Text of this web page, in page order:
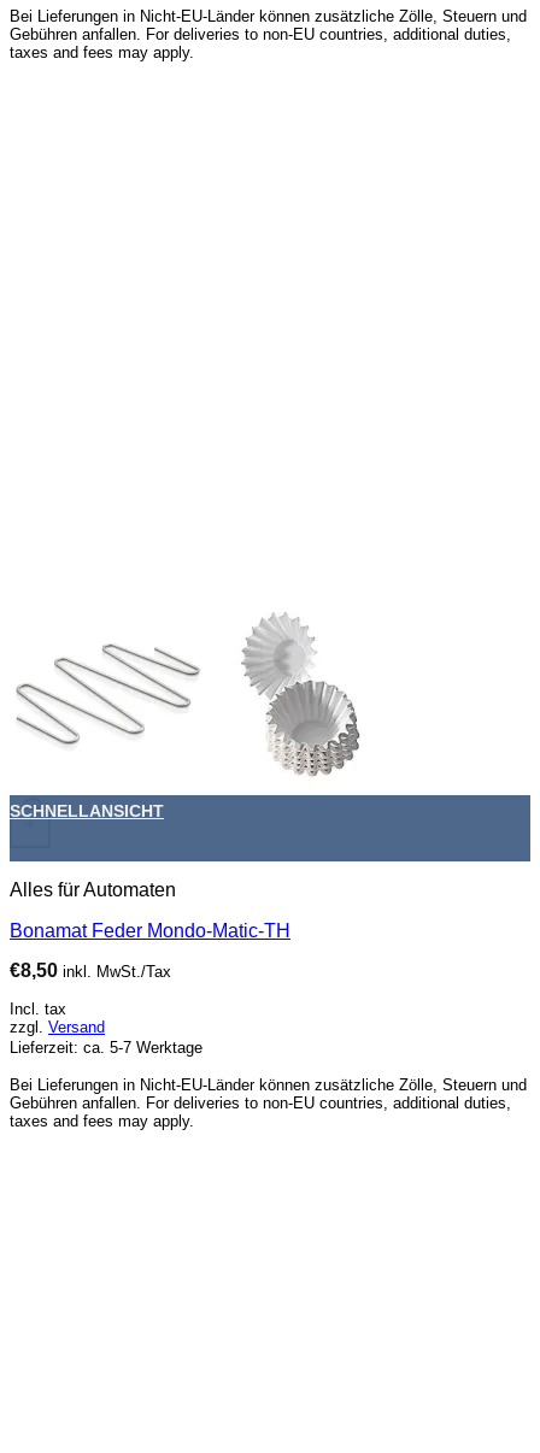
Bei Lieferungen in Nicht-EU-Länder können zusätzliche Zölle, Steuern und
Gebühren anfallen. For deliveries to non-EU countries, additional duties,
taxes and fees may apply.
+
SCHNELLANSICHT
Alles für Automaten
Bonamat Feder Mondo-Matic-TH
€8,50 inkl. MwSt./Tax
Incl. tax
zzgl. Versand
Lieferzeit: ca. 5-7 Werktage
Bei Lieferungen in Nicht-EU-Länder können zusätzliche Zölle, Steuern und
Gebühren anfallen. For deliveries to non-EU countries, additional duties,
taxes and fees may apply.